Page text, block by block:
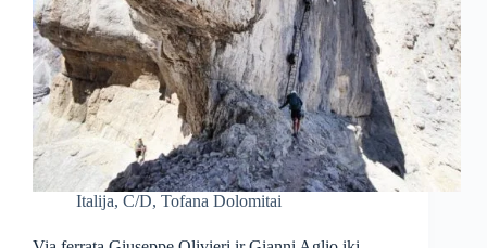
Italija, C/D, Tofana Dolomitai